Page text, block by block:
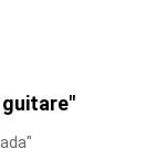
guitare"